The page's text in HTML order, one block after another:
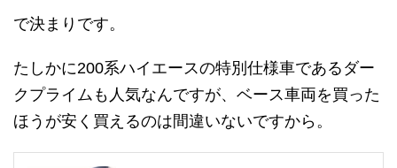
で決まりです。
たしかに200系ハイエースの特別仕様車であるダー
クプライムも人気なんですが、ベース車両を買った
ほうが安く買えるのは間違いないですから。